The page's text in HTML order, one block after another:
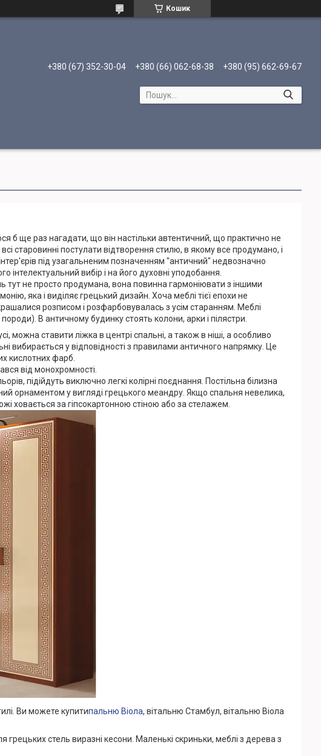
Кошик
+380 (67) 352-30-04 +380 (66) 062-68-38 +380 (95) 662-69-67
б ще раз нагадати, що він настільки автентичний, що практично не
старовинні постулати відтворення стилю, в якому все продумано, і
під узагальненим позначенням "античний" недвозначно
інтелектуальний вибір і на його духовні уподобання.
тут не просто продумана, вона повинна гармоніювати з іншими
яка і виділяє грецький дизайн. Хоча меблі тієї епохи не
розписом і розфарбовувалась з усім старанням. Меблі
В античному будинку стоять колони, арки і пілястри.
можна ставити ліжка в центрі спальні, а також в ніші, а особливо
вибирається у відповідності з правилами античного напрямку. Це
кислотних фарб.
від монохромності.
підійдуть виключно легкі колірні поєднання. Постільна білизна
орнаментом у вигляді грецького меандру. Якщо спальня невелика,
ховається за гіпсокартонною стіною або за стелажем.
Ви можете купитипальню Віола, вітальню Стамбул, вітальню Віола
стель виразні кесони. Маленькі скриньки, меблі з дерева з